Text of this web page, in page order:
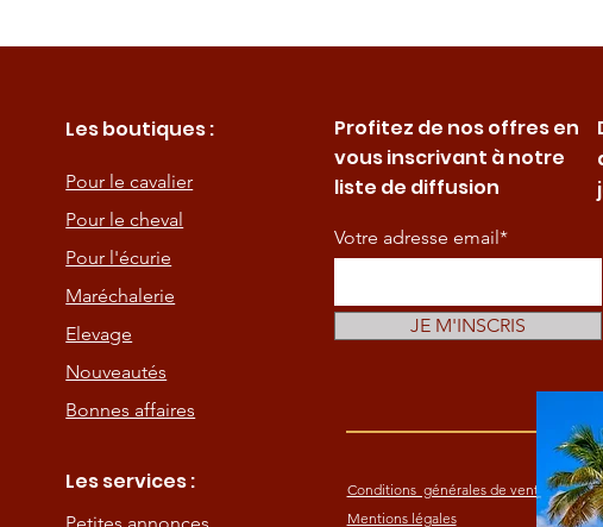
Les boutiques :
Pour le cavalier
Pour le cheval
Pour l'écurie
Maréchalerie
Elevage
Nouveautés
Bonnes affaires
Les services :
Profitez de nos offres en
vous inscrivant à notre
liste de diffusion
Votre adresse email*
JE M'INSCRIS
Conditions générales de vente
Mentions légales